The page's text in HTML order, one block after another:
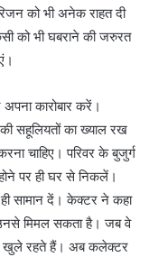
को भी अनेक राहत दी
को भी घबराने की जरुरत
कारोबार करें।
सहूलियतों का ख्याल रख
करना चाहिए। परिवर के बुजुर्ग
पर ही घर से निकलें।
सामान दें। केक्टर ने कहा
उनसे मिमल सकता है। जब वे
खुले रहते हैं। अब कलेक्टर